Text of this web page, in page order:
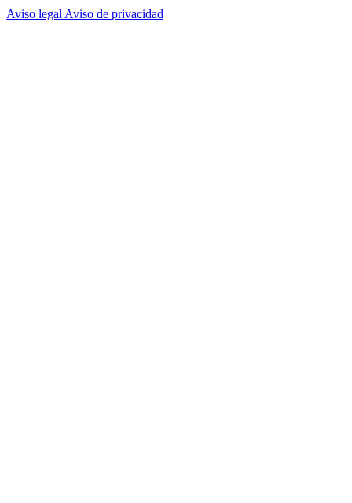
Aviso legal Aviso de privacidad